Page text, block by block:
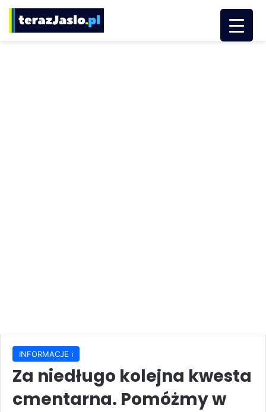
INFORMACJE ℹ️
Za niedługo kolejna kwesta
cmentarna. Pomóżmy w